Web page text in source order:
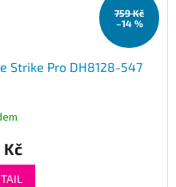
759 Kč
–14 %
Strike Pro DH8128-547